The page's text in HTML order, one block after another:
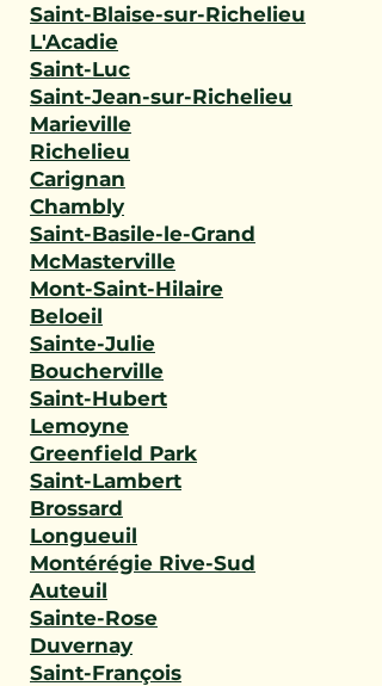
Saint-Blaise-sur-Richelieu
L'Acadie
Saint-Luc
Saint-Jean-sur-Richelieu
Marieville
Richelieu
Carignan
Chambly
Saint-Basile-le-Grand
McMasterville
Mont-Saint-Hilaire
Beloeil
Sainte-Julie
Boucherville
Saint-Hubert
Lemoyne
Greenfield Park
Saint-Lambert
Brossard
Longueuil
Montérégie Rive-Sud
Auteuil
Sainte-Rose
Duvernay
Saint-François